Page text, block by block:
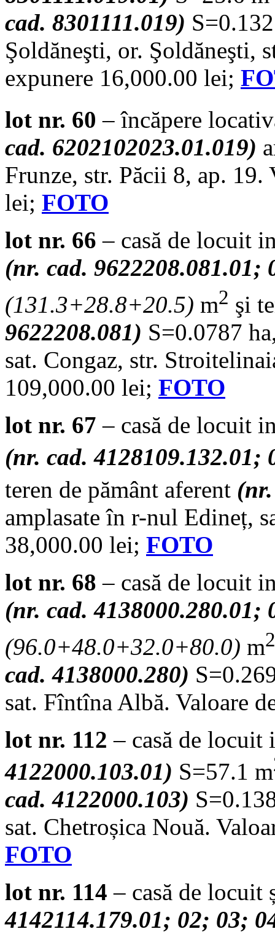
cad. 8301111.019)
Şoldăneşti, or. Şoldăneşti,
expunere 16,000.00 lei;
lot nr. 60 – încăpere
cad. 6202102023.01.019)
Frunze, str. Păcii 8, ap. 19.
lei; FOTO
lot nr. 66 – casă de locuit
(nr. cad. 9622208.081.01;
(131.3+28.8+20.5) m2 şi
9622208.081) S=0.0787
sat. Congaz, str.
109,000.00 lei; FOTO
lot nr. 67 – casă de locuit
(nr. cad. 4128109.132.01;
teren de pământ aferent
amplasate în r-nul Edineț,
38,000.00 lei; FOTO
lot nr. 68 – casă de locuit
(nr. cad. 4138000.280.01;
(96.0+48.0+32.0+80.0) m2
cad. 4138000.280)
sat. Fîntîna Albă. Valoare
lot nr. 112 – casă de
4122000.103.01) S=57.1 m
cad. 4122000.103)
sat. Chetroșica Nouă.
FOTO
lot nr. 114 – casă de
4142114.179.01; 02; 03;